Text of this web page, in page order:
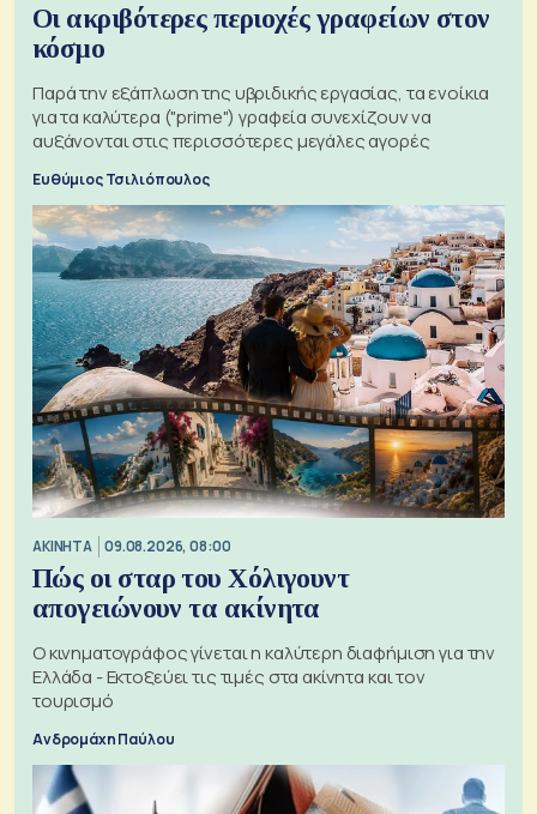
Οι ακριβότερες περιοχές γραφείων στον
κόσμο
Παρά την εξάπλωση της υβριδικής εργασίας, τα ενοίκια
για τα καλύτερα ("prime") γραφεία συνεχίζουν να
αυξάνονται στις περισσότερες μεγάλες αγορές
Ευθύμιος Τσιλιόπουλος
ΑΚΙΝΗΤΑ 09.08.2026, 08:00
Πώς οι σταρ του Χόλιγουντ
απογειώνουν τα ακίνητα
Ο κινηματογράφος γίνεται η καλύτερη διαφήμιση για την
Ελλάδα - Εκτοξεύει τις τιμές στα ακίνητα και τον
τουρισμό
Ανδρομάχη Παύλου